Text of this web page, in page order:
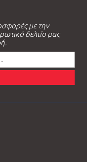
με την
δελτίο μας